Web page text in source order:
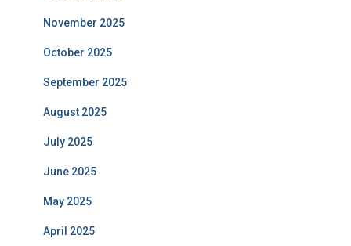
November 2025
October 2025
September 2025
August 2025
July 2025
June 2025
May 2025
April 2025